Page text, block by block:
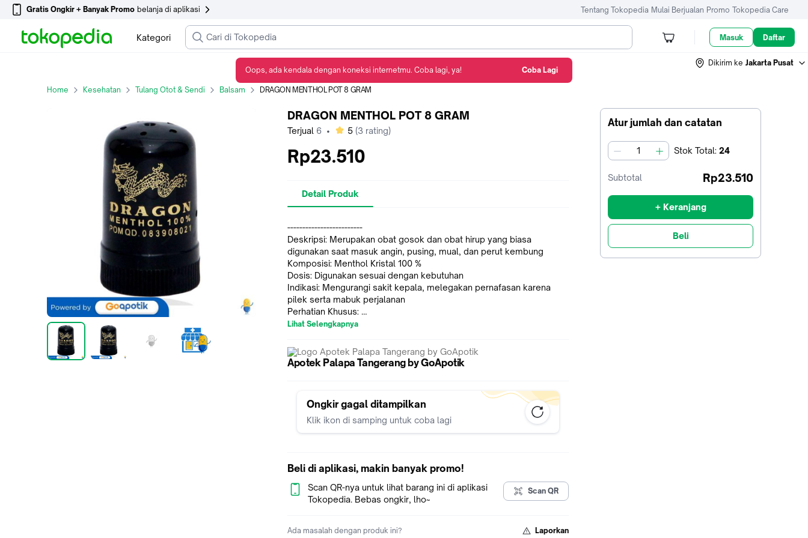
Gratis Ongkir + Banyak Promo belanja di aplikasi Tentang Tokopedia Mulai Berjualan Promo Tokopedia Care
Kategori Masuk Daftar
Dikirim ke Jakarta Pusat
Home Kesehatan Tulang Otot & Sendi Balsam DRAGON MENTHOL POT 8 GRAM
Atur jumlah dan catatan
jumlah Stok Total: 24
Subtotal Rp23.510
+ Keranjang
Beli
DRAGON MENTHOL POT 8 GRAM
Terjual 6 • bintang
5 (3 rating)
Rp23.510
Detail Produk
-------------------------
Deskripsi: Merupakan obat gosok dan obat hirup yang biasa
digunakan saat masuk angin, pusing, mual, dan perut kembung
Komposisi: Menthol Kristal 100 %
Dosis: Digunakan sesuai dengan kebutuhan
Indikasi: Mengurangi sakit kepala, melegakan pernafasan karena
pilek serta mabuk perjalanan
Perhatian Khusus:
Kemasan: Pot, 8 gram
Lihat Selengkapnya
Apotek Palapa Tangerang by GoApotik
Ongkir gagal ditampilkan
Klik ikon di samping untuk coba lagi
Beli di aplikasi, makin banyak promo!
Scan QR-nya untuk lihat barang ini di aplikasi
Tokopedia. Bebas ongkir, lho~
Scan QR
Ada masalah dengan produk ini? Laporkan
Oops, ada kendala dengan koneksi internetmu. Coba lagi, ya! Coba Lagi